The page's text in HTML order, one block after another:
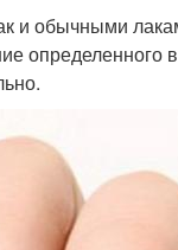
и обычными
определенного